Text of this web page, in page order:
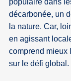
populaire dans
décarbonée, un
la nature. Car,
en agissant
comprend mieux
sur le défi global.